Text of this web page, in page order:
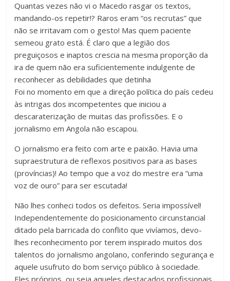
Quantas vezes não vi o Macedo rasgar os textos,
mandando-os repetir!? Raros eram “os recrutas” que
não se irritavam com o gesto! Mas quem paciente
semeou grato está. É claro que a legião dos
preguiçosos e inaptos crescia na mesma proporção da
ira de quem não era suficientemente indulgente de
reconhecer as debilidades que detinha
Foi no momento em que a direção política do país cedeu
às intrigas dos incompetentes que iniciou a
descaraterização de muitas das profissões. E o
jornalismo em Angola não escapou.
O jornalismo era feito com arte e paixão. Havia uma
supraestrutura de reflexos positivos para as bases
(províncias)! Ao tempo que a voz do mestre era “uma
voz de ouro” para ser escutada!
Não lhes conheci todos os defeitos. Seria impossível!
Independentemente do posicionamento circunstancial
ditado pela barricada do conflito que vivíamos, devo-
lhes reconhecimento por terem inspirado muitos dos
talentos do jornalismo angolano, conferindo segurança e
aquele usufruto do bom serviço público à sociedade.